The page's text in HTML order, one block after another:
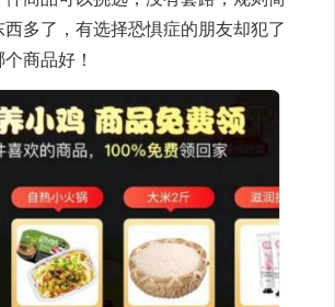
多了，有选择恐惧症的朋友却犯了
商品好！